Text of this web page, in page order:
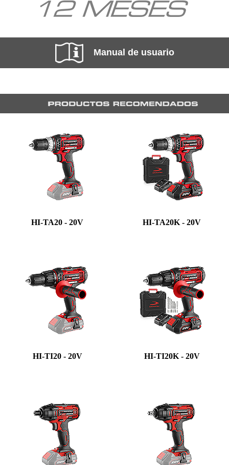
Manual de usuario
HI-TA20 - 20V HI-TA20K - 20V
HI-TI20 - 20V HI-TI20K - 20V